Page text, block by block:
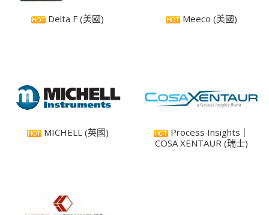
Delta F (美國) Meeco (美國)
MICHELL (英國)
Process Insights｜
COSA XENTAUR (瑞士)